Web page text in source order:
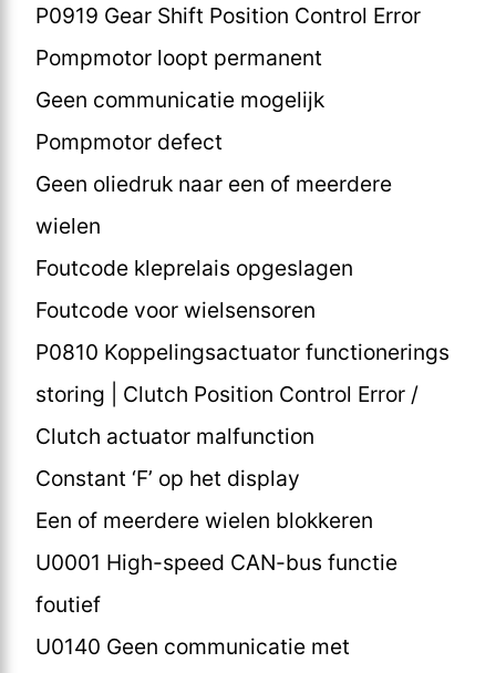
P0919 Gear Shift Position Control Error
Pompmotor loopt permanent
Geen communicatie mogelijk
Pompmotor defect
Geen oliedruk naar een of meerdere
wielen
Foutcode kleprelais opgeslagen
Foutcode voor wielsensoren
P0810 Koppelingsactuator functionerings
storing | Clutch Position Control Error /
Clutch actuator malfunction
Constant ‘F’ op het display
Een of meerdere wielen blokkeren
U0001 High-speed CAN-bus functie
foutief
U0140 Geen communicatie met